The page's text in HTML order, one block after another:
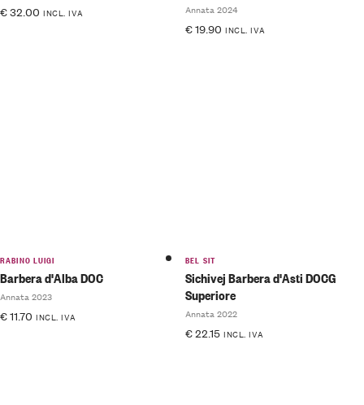
€32.00 INCL. IVA Annata 2024
€19.90 INCL. IVA
RABINO LUIGI
Barbera d'Alba DOC
Annata 2023
€11.70 INCL. IVA
BEL SIT
Sichivej Barbera d'Asti DOCG
Superiore
Annata 2022
€22.15 INCL. IVA